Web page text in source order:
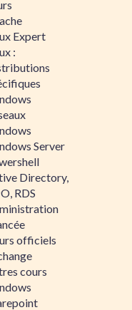
Expert
:
Server
Directory,
RDS
officiels
cours